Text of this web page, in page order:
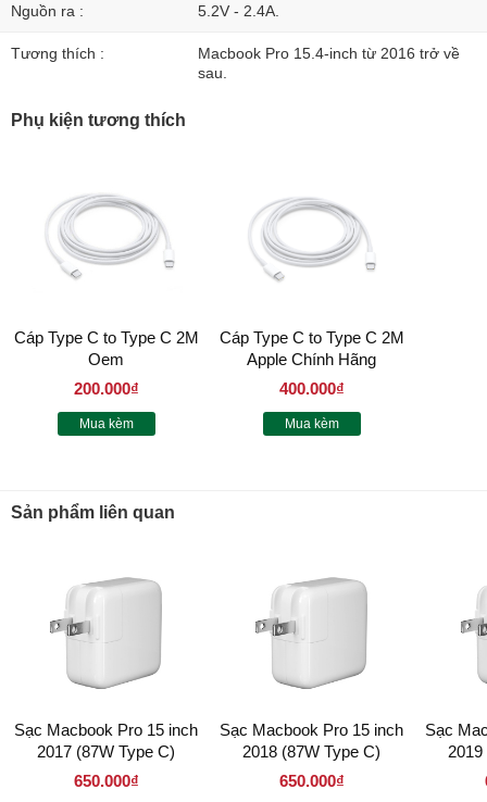
Nguồn ra : 5.2V - 2.4A.
Tương thích :
Macbook Pro 15.4-inch từ 2016 trở về
sau.
Phụ kiện tương thích
Cáp Type C to Type C 2M
Oem
200.000₫
Mua kèm
Cáp Type C to Type C 2M
Apple Chính Hãng
400.000₫
Mua kèm
Sản phẩm liên quan
Sạc Macbook Pro 15 inch
2017 (87W Type C)
650.000₫
Sạc Macbook Pro 15 inch
2018 (87W Type C)
650.000₫
Sạc